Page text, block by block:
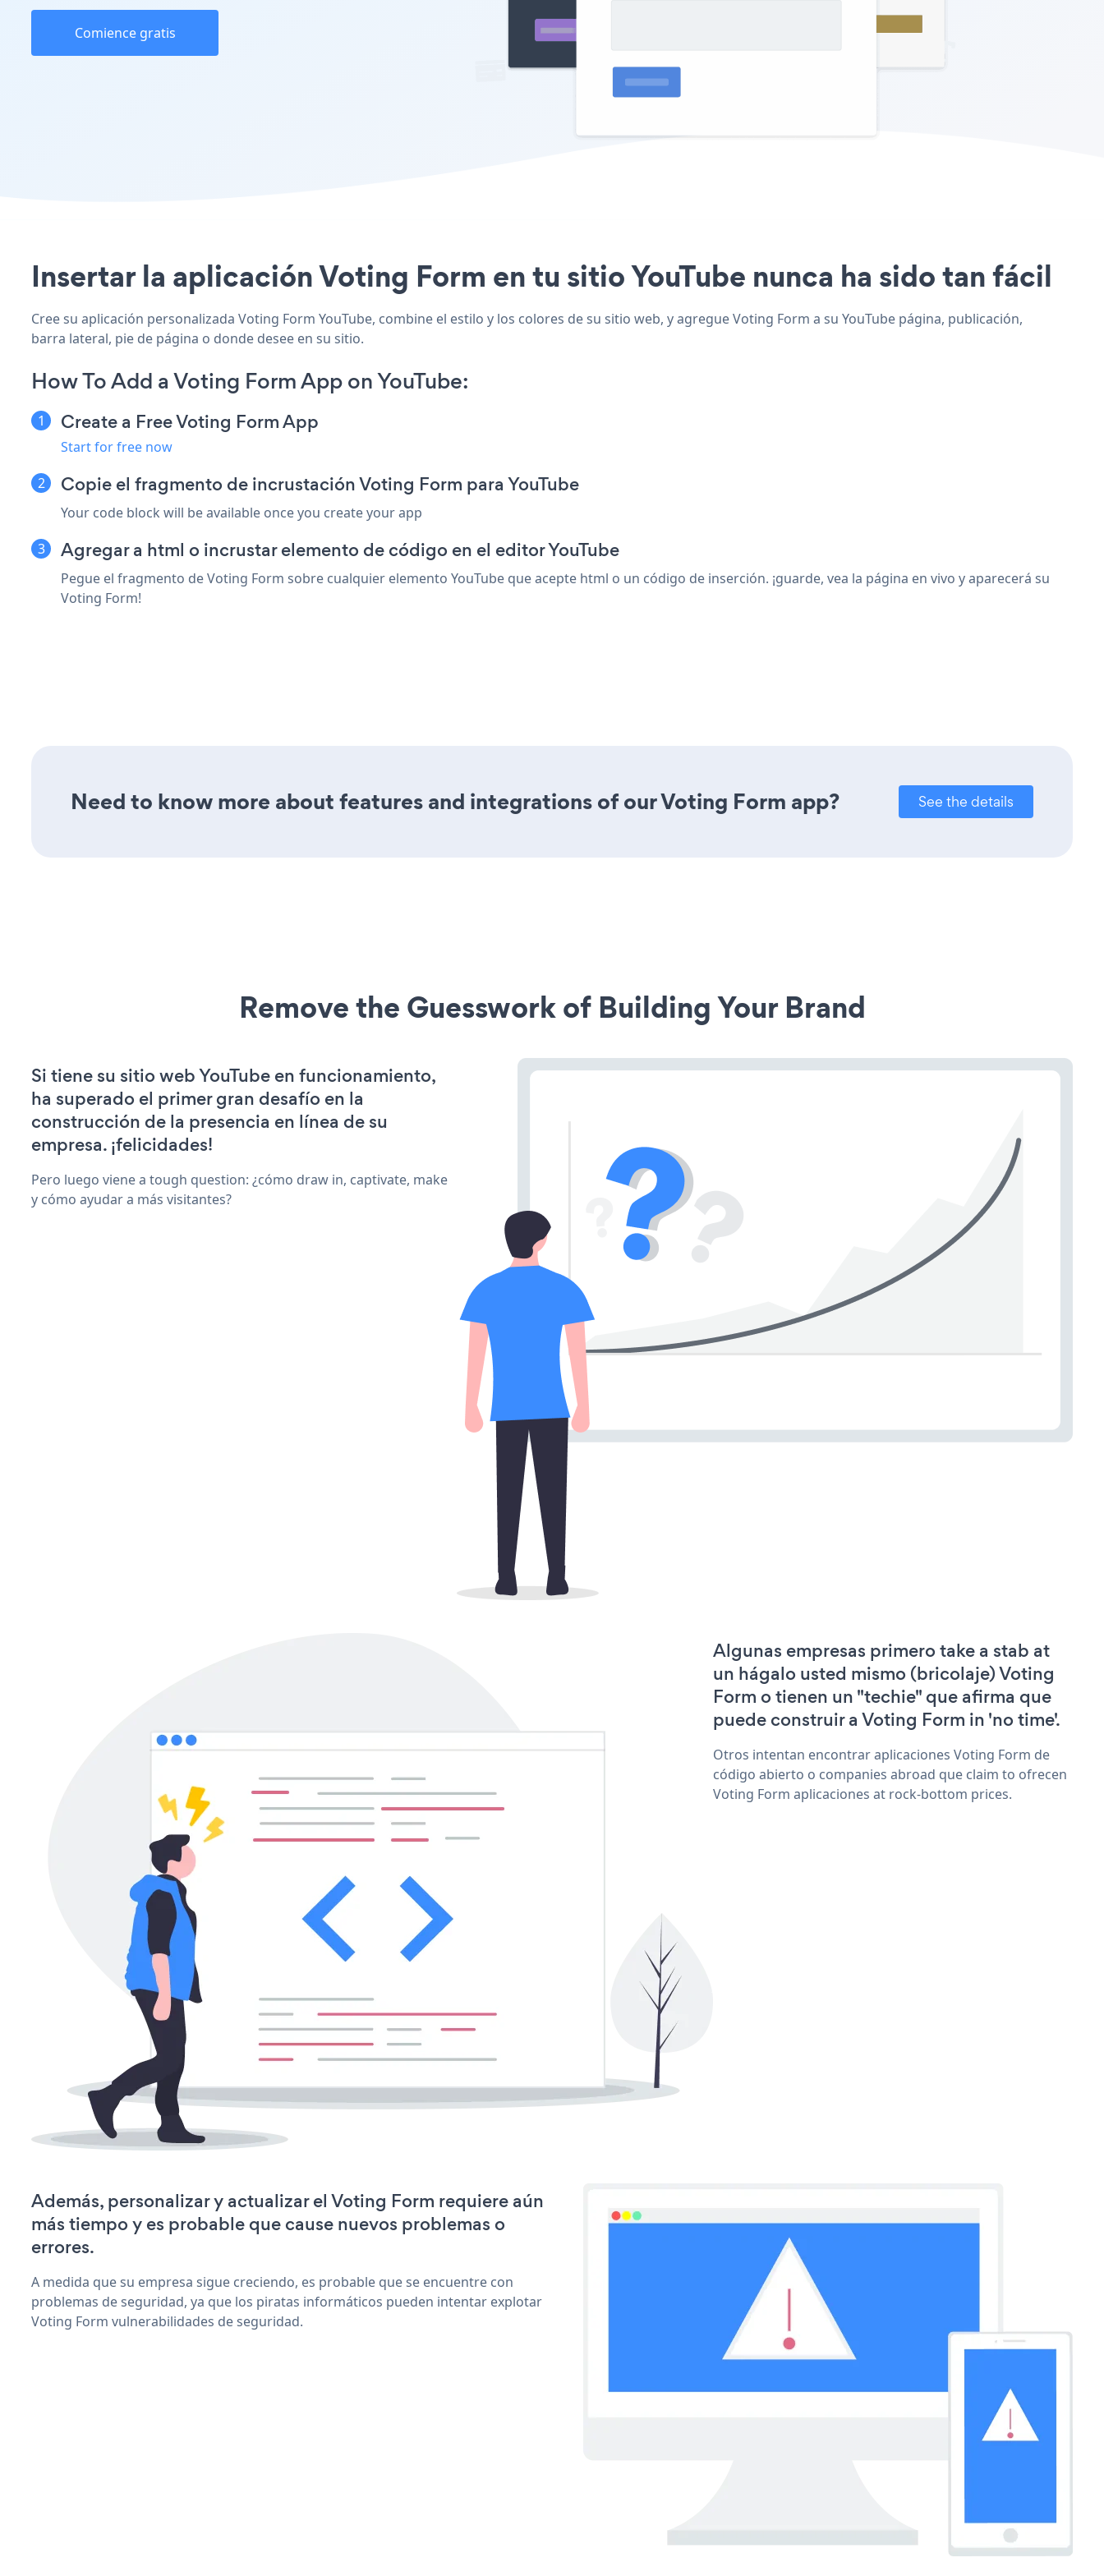
Comience gratis
Insertar la aplicación Voting Form en tu sitio YouTube nunca ha sido tan fácil
Cree su aplicación personalizada Voting Form YouTube, combine el estilo y los colores de su sitio web, y agregue Voting Form a su YouTube página, publicación,
barra lateral, pie de página o donde desee en su sitio.
How To Add a Voting Form App on YouTube:
Create a Free Voting Form App
Start for free now
Copie el fragmento de incrustación Voting Form para YouTube
Your code block will be available once you create your app
Agregar a html o incrustar elemento de código en el editor YouTube
Pegue el fragmento de Voting Form sobre cualquier elemento YouTube que acepte html o un código de inserción. ¡guarde, vea la página en vivo y aparecerá su
Voting Form!
Need to know more about features and integrations of our Voting Form app? See the details
Remove the Guesswork of Building Your Brand
Si tiene su sitio web YouTube en funcionamiento,
ha superado el primer gran desafío en la
construcción de la presencia en línea de su
empresa. ¡felicidades!
Pero luego viene a tough question: ¿cómo draw in, captivate, make
y cómo ayudar a más visitantes?
Algunas empresas primero take a stab at
un hágalo usted mismo (bricolaje) Voting
Form o tienen un "techie" que afirma que
puede construir a Voting Form in 'no time'.
Otros intentan encontrar aplicaciones Voting Form de
código abierto o companies abroad que claim to ofrecen
Voting Form aplicaciones at rock-bottom prices.
Además, personalizar y actualizar el Voting Form requiere aún
más tiempo y es probable que cause nuevos problemas o
errores.
A medida que su empresa sigue creciendo, es probable que se encuentre con
problemas de seguridad, ya que los piratas informáticos pueden intentar explotar
Voting Form vulnerabilidades de seguridad.